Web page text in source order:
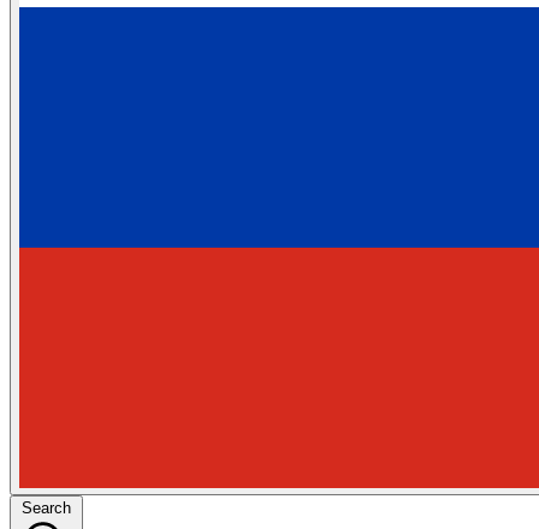
Search